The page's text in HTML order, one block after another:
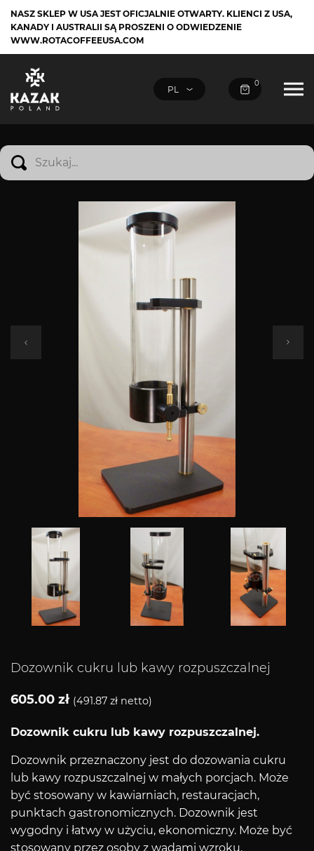
NASZ SKLEP W USA JEST OFICJALNIE OTWARTY. KLIENCI Z USA,
KANADY I AUSTRALII SĄ PROSZENI O ODWIEDZENIE
WWW.ROTACOFFEEUSA.COM
0
Dozownik cukru lub kawy rozpuszczalnej
605.00 zł (491.87 zł netto)
Dozownik cukru lub kawy rozpuszczalnej.
Dozownik przeznaczony jest do dozowania cukru
lub kawy rozpuszczalnej w małych porcjach. Może
być stosowany w kawiarniach, restauracjach,
punktach gastronomicznych. Dozownik jest
wygodny i łatwy w użyciu, ekonomiczny. Może być
stosowany przez osoby z wadami wzroku.